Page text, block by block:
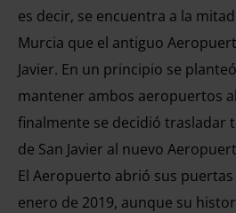
es decir, se encuentra a la
Murcia que el antiguo
Javier. En un principio se
mantener ambos aeropuertos
finalmente se decidió trasladar
de San Javier al nuevo
El Aeropuerto abrió sus
enero de 2019, aunque su